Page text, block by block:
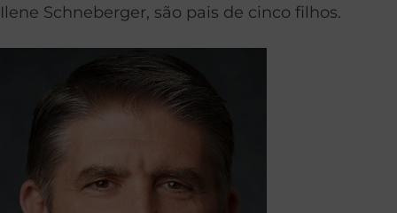
Ilene Schneberger, são pais de cinco filhos.